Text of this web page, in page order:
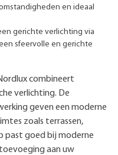
en ideaal
gerichte verlichting via
sfeervolle en gerichte
combineert
verlichting. De
geven een moderne
zoals terrassen,
past goed bij moderne
aan uw